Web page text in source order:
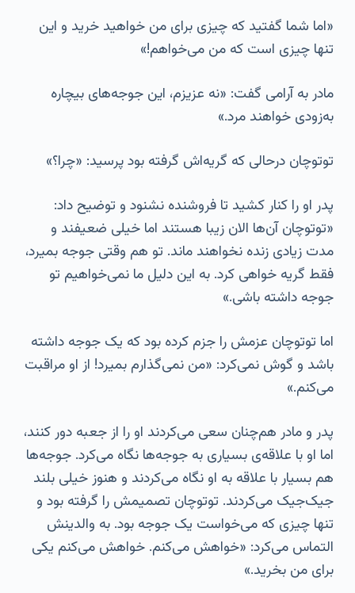
«اما شما گفتید که چیزی برای من خواهید خرید و این
تنها چیزی است که من می‌خواهم!»
مادر به آرامی گفت: «نه عزیزم، این جوجه‌های بیچاره
به‌زودی خواهند مرد.»
توتوچان درحالی که گریه‌اش گرفته بود پرسید: «چرا؟»
پدر او را کنار کشید تا فروشنده نشنود و توضیح داد:
«توتوچان آن‌ها الان زیبا هستند اما خیلی ضعیفند و
مدت زیادی زنده نخواهند ماند. تو هم وقتی جوجه بمیرد،
فقط گریه خواهی کرد. به این دلیل ما نمی‌خواهیم تو
جوجه داشته باشی.»
اما توتوچان عزمش را جزم کرده بود که یک جوجه داشته
باشد و گوش نمی‌کرد: «من نمی‌گذارم بمیرد! از او مراقبت
می‌کنم.»
پدر و مادر هم‌چنان سعی می‌کردند او را از جعبه دور کنند،
اما او با علاقه‌ی بسیاری به جوجه‌ها نگاه می‌کرد. جوجه‌ها
هم بسیار با علاقه به او نگاه می‌کردند و هنوز خیلی بلند
جیک‌جیک می‌کردند. توتوچان تصمیمش را گرفته بود و
تنها چیزی که می‌خواست یک جوجه بود. به والدینش
التماس می‌کرد: «خواهش می‌کنم. خواهش می‌کنم یکی
برای من بخرید.»